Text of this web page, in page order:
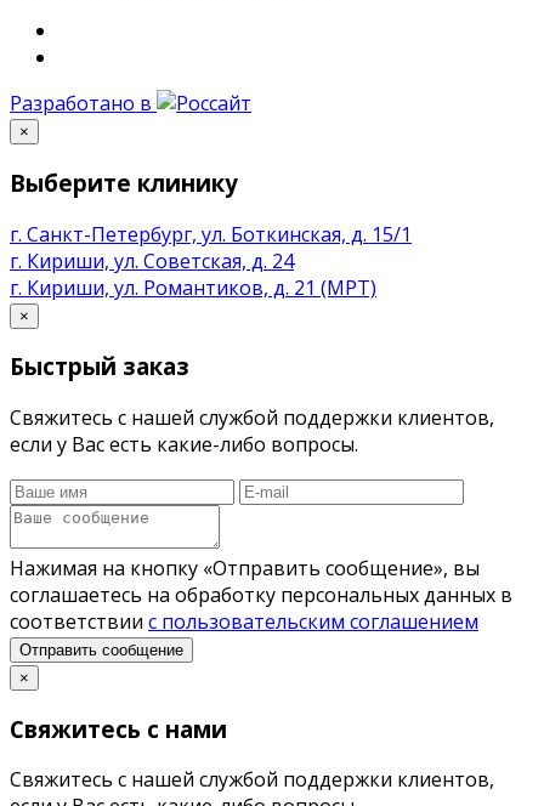
Разработано в
×
Выберите клинику
г. Санкт-Петербург, ул. Боткинская, д. 15/1
г. Кириши, ул. Советская, д. 24
г. Кириши, ул. Романтиков, д. 21 (МРТ)
×
Быстрый заказ
Свяжитесь с нашей службой поддержки клиентов,
если у Вас есть какие-либо вопросы.
Нажимая на кнопку «Отправить сообщение», вы
соглашаетесь на обработку персональных данных в
соответствии с пользовательским соглашением
Отправить сообщение
×
Свяжитесь с нами
Свяжитесь с нашей службой поддержки клиентов,